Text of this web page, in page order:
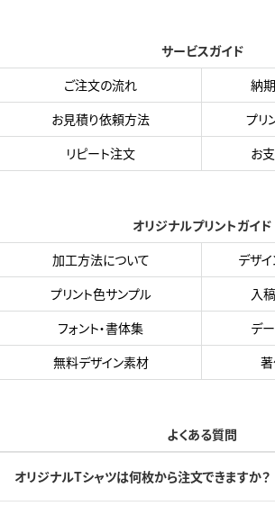
サービスガイド
ご注文の流れ
納
お見積り依頼方法
プリ
リピート注文
お
オリジナルプリントガイド
加工方法について
デザ
プリント色サンプル
入
フォント・書体集
デ
無料デザイン素材
よくある質問
オリジナルTシャツは何枚から注文できますか？